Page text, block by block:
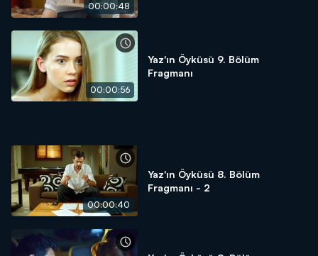
00:00:48
00:00:56
Yaz'ın Öyküsü 9. Bölüm
Fragmanı
00:00:40
Yaz'ın Öyküsü 8. Bölüm
Fragmanı - 2